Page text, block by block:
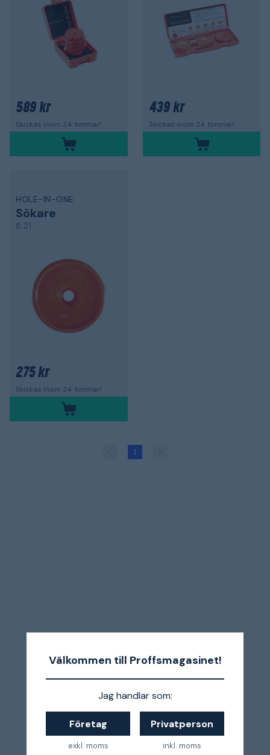
Välkommen till Proffsmagasinet!
Jag handlar som:
Företag
exkl. moms
Privatperson
inkl. moms
589 kr
Skickas inom 24 timmar!
439 kr
Skickas inom 24 timmar!
HOLE-IN-ONE
Sökare
8:21
275 kr
Skickas inom 24 timmar!
1